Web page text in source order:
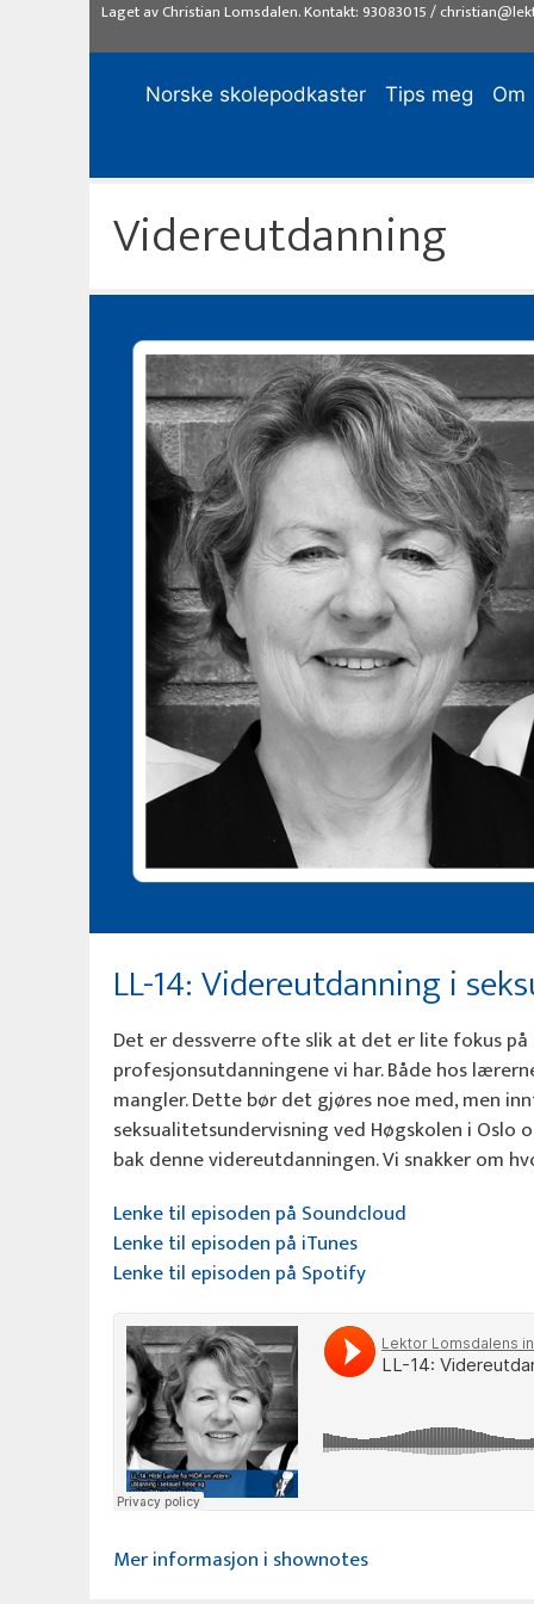
Laget avChristian Lomsdalen. Kontakt: 93083015/
Norske skolepodkaster Tips meg Om
Videreutdanning
LL-14: Videreutdanning i
Det er dessverre ofte slik at det er lite fokus
profesjonsutdanningene vi har. Både hos
mangler. Dette bør det gjøres noe med, men
seksualitetsundervisning ved Høgskolen i Oslo
bak denne videreutdanningen. Vi snakker om
Lenke til episoden på Soundcloud
Lenke til episoden på iTunes
Lenke til episoden på Spotify
Mer informasjon i shownotes